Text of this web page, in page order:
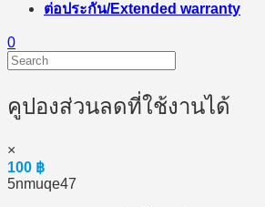
ต่อประกัน/Extended warranty
0
คูปองส่วนลดที่ใช้งานได้
×
100 ฿
5nmuqe47